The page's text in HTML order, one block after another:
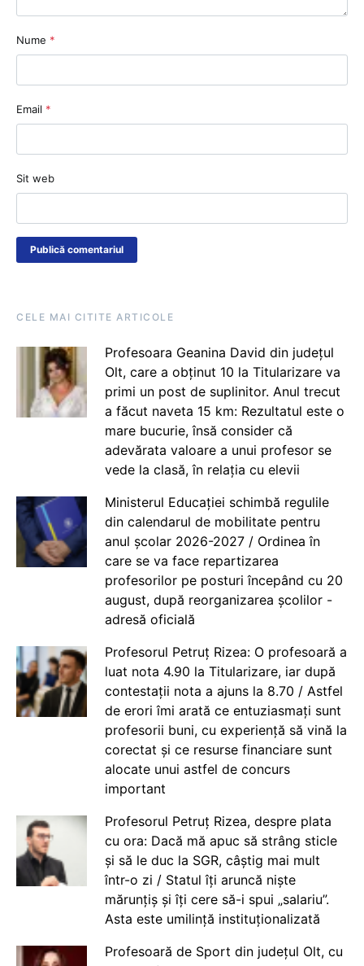
Nume *
Email *
Sit web
CELE MAI CITITE ARTICOLE
Profesoara Geanina David din județul
Olt, care a obținut 10 la Titularizare va
primi un post de suplinitor. Anul trecut
a făcut naveta 15 km: Rezultatul este o
mare bucurie, însă consider că
adevărata valoare a unui profesor se
vede la clasă, în relația cu elevii
Ministerul Educației schimbă regulile
din calendarul de mobilitate pentru
anul școlar 2026-2027 / Ordinea în
care se va face repartizarea
profesorilor pe posturi începând cu 20
august, după reorganizarea școlilor -
adresă oficială
Profesorul Petruț Rizea: O profesoară a
luat nota 4.90 la Titularizare, iar după
contestații nota a ajuns la 8.70 / Astfel
de erori îmi arată ce entuziasmați sunt
profesorii buni, cu experiență să vină la
corectat și ce resurse financiare sunt
alocate unui astfel de concurs
important
Profesorul Petruț Rizea, despre plata
cu ora: Dacă mă apuc să strâng sticle
și să le duc la SGR, câștig mai mult
într-o zi / Statul îți aruncă niște
mărunțiș și îți cere să-i spui „salariu”.
Asta este umilință instituționalizată
Profesoară de Sport din județul Olt, cu